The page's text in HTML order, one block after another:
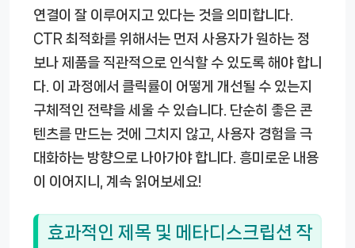
연결이 잘 이루어지고 있다는 것을 의미합니다.
CTR 최적화를 위해서는 먼저 사용자가 원하는 정
보나 제품을 직관적으로 인식할 수 있도록 해야 합니
다. 이 과정에서 클릭률이 어떻게 개선될 수 있는지
구체적인 전략을 세울 수 있습니다. 단순히 좋은 콘
텐츠를 만드는 것에 그치지 않고, 사용자 경험을 극
대화하는 방향으로 나아가야 합니다. 흥미로운 내용
이 이어지니, 계속 읽어보세요!
효과적인 제목 및 메타디스크립션 작